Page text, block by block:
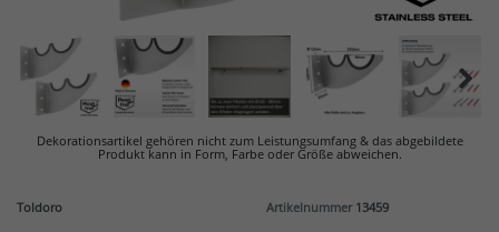
Dekorationsartikel gehören nicht zum Leistungsumfang & das abgebildete
Produkt kann in Form, Farbe oder Größe abweichen.
Toldoro Artikelnummer 13459